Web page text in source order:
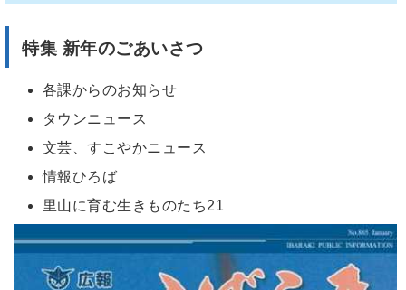
特集 新年のごあいさつ
各課からのお知らせ
タウンニュース
文芸、すこやかニュース
情報ひろば
里山に育む生きものたち21